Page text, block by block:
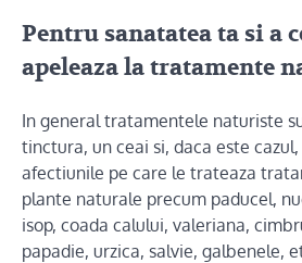
Pentru sanatatea ta si a
apeleaza la tratamente
In general tratamentele naturiste
tinctura, un ceai si, daca este
afectiunile pe care le trateaza
plante naturale precum paducel,
isop, coada calului, valeriana,
papadie, urzica, salvie, galbenele,